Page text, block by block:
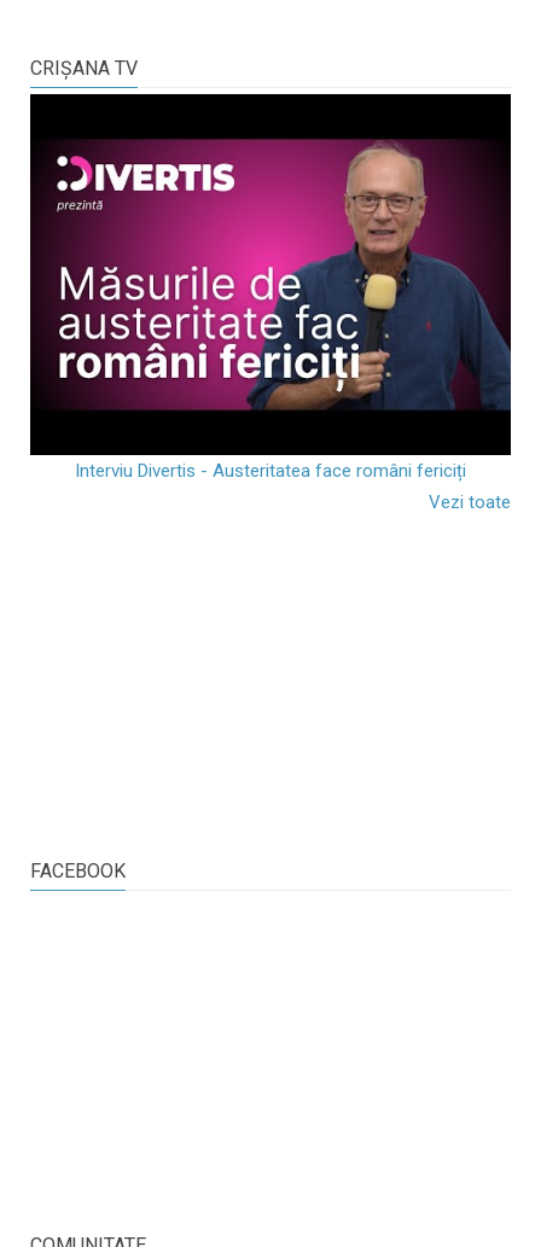
CRIŞANA TV
Interviu Divertis - Austeritatea face români fericiți
Vezi toate
FACEBOOK